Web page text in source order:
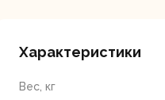
Характеристики
Вес, кг